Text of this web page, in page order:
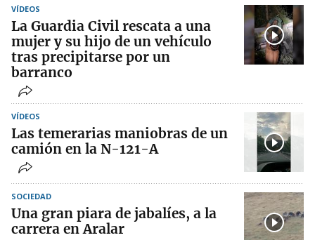
VÍDEOS
La Guardia Civil rescata a una
mujer y su hijo de un vehículo
tras precipitarse por un
barranco
VÍDEOS
Las temerarias maniobras de un
camión en la N-121-A
SOCIEDAD
Una gran piara de jabalíes, a la
carrera en Aralar